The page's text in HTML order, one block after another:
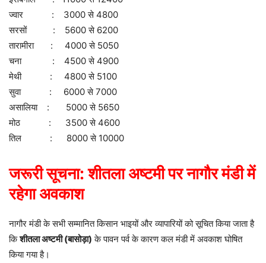
ज्वार : 3000 से 4800
सरसों : 5600 से 6200
तारामीरा : 4000 से 5050
चना : 4500 से 4900
मेथी : 4800 से 5100
सुवा : 6000 से 7000
असालिया : 5000 से 5650
मोठ : 3500 से 4600
तिल : 8000 से 10000
जरूरी सूचना: शीतला अष्टमी पर नागौर मंडी में
रहेगा अवकाश
​नागौर मंडी के सभी सम्मानित किसान भाइयों और व्यापारियों को सूचित किया जाता है
किशीतला अष्टमी (बासोड़ा) के पावन पर्व के कारण कल मंडी में अवकाश घोषित
किया गया है।